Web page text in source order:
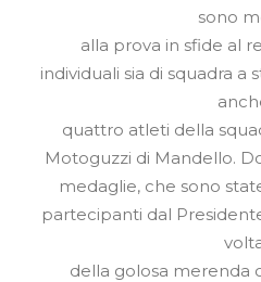
sono
alla prova in sfide al
individuali sia di squadra a
quattro atleti della
Motoguzzi di Mandello.
medaglie, che sono
partecipanti dal
della golosa merenda